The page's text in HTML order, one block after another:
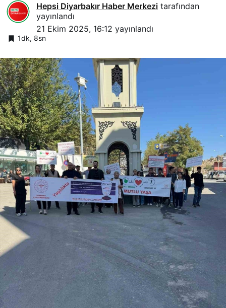
Hepsi Diyarbakır Haber Merkezi tarafından
yayınlandı
21 Ekim 2025, 16:12 yayınlandı
1dk, 8sn